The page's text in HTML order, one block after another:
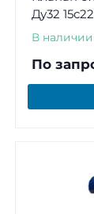
Ду32
В наличии
По